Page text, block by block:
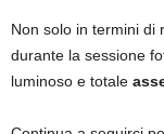
Non solo in termini di
durante la sessione
luminoso e totale